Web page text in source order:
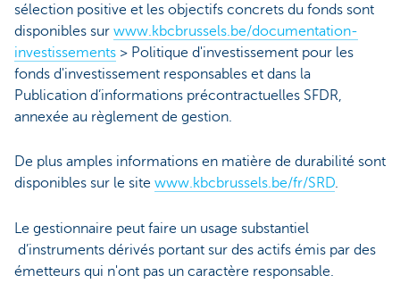
sélection positive et les objectifs concrets du fonds sont
disponibles sur www.kbcbrussels.be/documentation-
investissements > Politique d'investissement pour les
fonds d'investissement responsables et dans la
Publication d’informations précontractuelles SFDR,
annexée au règlement de gestion.
De plus amples informations en matière de durabilité sont
disponibles sur le site www.kbcbrussels.be/fr/SRD.
Le gestionnaire peut faire un usage substantiel
d’instruments dérivés portant sur des actifs émis par des
émetteurs qui n'ont pas un caractère responsable.